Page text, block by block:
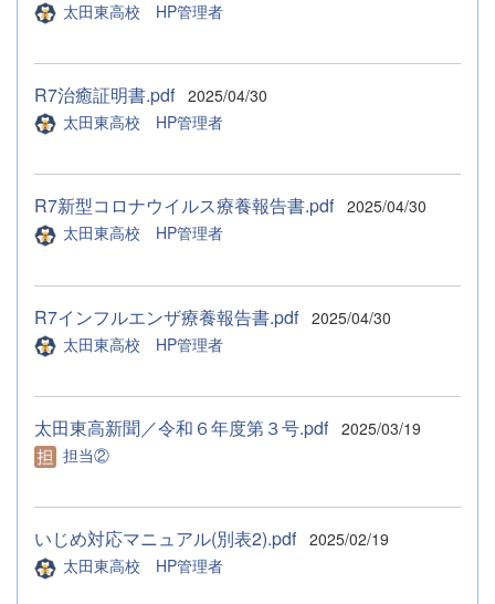
太田東高校 HP管理者
R7治癒証明書.pdf 2025/04/30
太田東高校 HP管理者
R7新型コロナウイルス療養報告書.pdf 2025/04/30
太田東高校 HP管理者
R7インフルエンザ療養報告書.pdf 2025/04/30
太田東高校 HP管理者
太田東高新聞／令和６年度第３号.pdf 2025/03/19
担当②
いじめ対応マニュアル(別表2).pdf 2025/02/19
太田東高校 HP管理者